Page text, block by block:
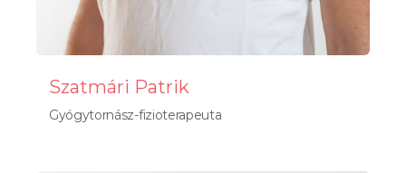
Szatmári Patrik
Gyógytornász-fizioterapeuta